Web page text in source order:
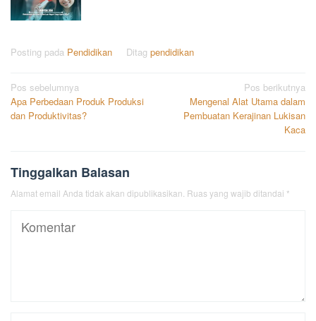
Posting pada Pendidikan Ditag pendidikan
Navigasi
pos
Pos sebelumnya
Apa Perbedaan Produk Produksi
dan Produktivitas?
Pos berikutnya
Mengenal Alat Utama dalam
Pembuatan Kerajinan Lukisan
Kaca
Tinggalkan Balasan
Alamat email Anda tidak akan dipublikasikan. Ruas yang wajib ditandai *